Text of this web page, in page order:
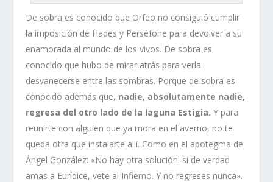
De sobra es conocido que Orfeo no consiguió cumplir
la imposición de Hades y Perséfone para devolver a su
enamorada al mundo de los vivos. De sobra es
conocido que hubo de mirar atrás para verla
desvanecerse entre las sombras. Porque de sobra es
conocido además que, nadie, absolutamente nadie,
regresa del otro lado de la laguna Estigia. Y para
reunirte con alguien que ya mora en el averno, no te
queda otra que instalarte allí. Como en el apotegma de
Ángel González: «No hay otra solución: si de verdad
amas a Eurídice, vete al Infierno. Y no regreses nunca».